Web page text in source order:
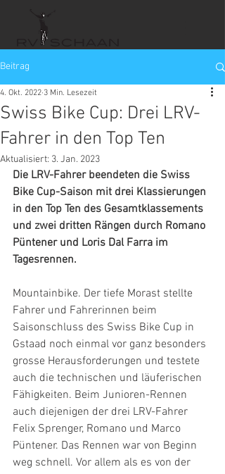
Beitrag
Swiss Bike Cup: Drei LRV-
Fahrer in den Top Ten
4. Okt. 2022 3 Min. Lesezeit
Aktualisiert: 3. Jan. 2023
Die LRV-Fahrer beendeten die Swiss
Bike Cup-Saison mit drei Klassierungen
in den Top Ten des Gesamtklassements
und zwei dritten Rängen durch Romano
Püntener und Loris Dal Farra im
Tagesrennen.
Mountainbike. Der tiefe Morast stellte
Fahrer und Fahrerinnen beim
Saisonschluss des Swiss Bike Cup in
Gstaad noch einmal vor ganz besonders
grosse Herausforderungen und testete
auch die technischen und läuferischen
Fähigkeiten. Beim Junioren-Rennen
auch diejenigen der drei LRV-Fahrer
Felix Sprenger, Romano und Marco
Püntener. Das Rennen war von Beginn
weg schnell. Vor allem als es von der